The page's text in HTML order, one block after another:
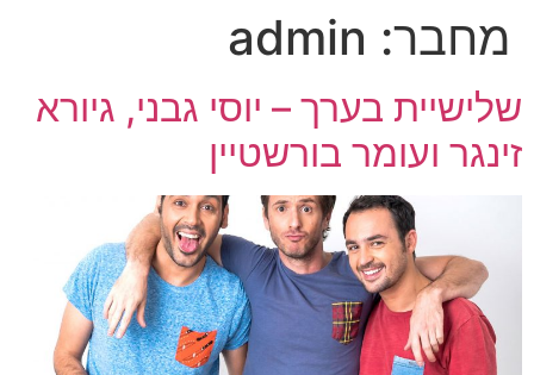
מחבר: admin
שלישיית בערך – יוסי גבני, גיורא
זינגר ועומר בורשטיין